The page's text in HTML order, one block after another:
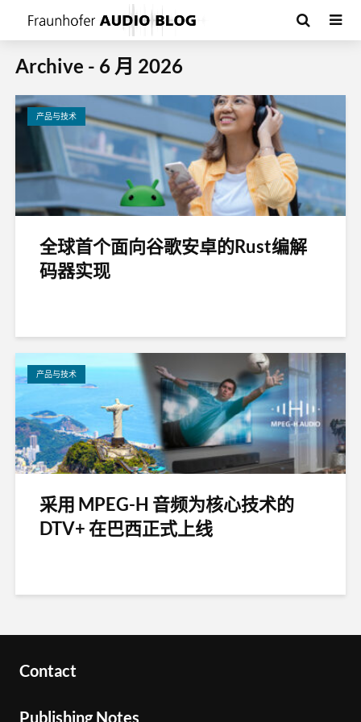
Archive - 6 月 2026
产品与技术
全球首个面向谷歌安卓的Rust编解
码器实现
产品与技术
采用 MPEG-H 音频为核心技术的
DTV+ 在巴西正式上线
Contact
Publishing Notes